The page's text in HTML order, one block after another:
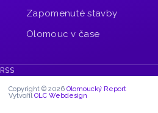
Zapomenuté stavby
Olomouc v čase
RSS
Copyright © 2026 Olomoucký Report
VytvořilOLC Webdesign